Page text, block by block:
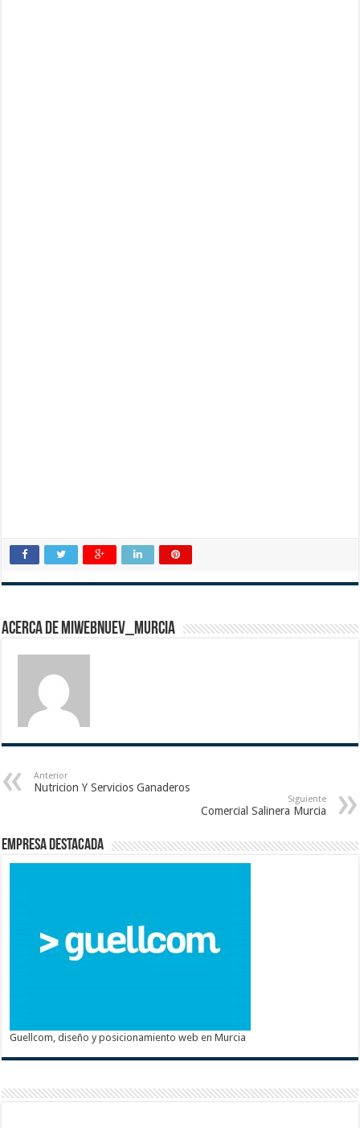
Acerca de miwebnuev_murcia
Anterior
Nutricion Y Servicios Ganaderos
Siguiente
Comercial Salinera Murcia
Empresa destacada
Guellcom, diseño y posicionamiento web en Murcia